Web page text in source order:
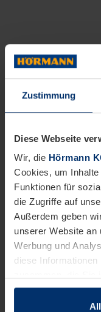
Zustimmung
Diese Webseite
Wir, die Hörmann
Cookies, um
Funktionen für
die Zugriffe auf
Außerdem geben
unserer Website an
Werbung und
diese
sie im Rahmen